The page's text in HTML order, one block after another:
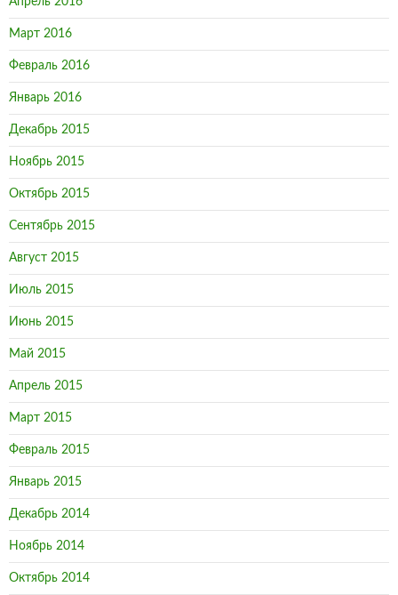
Март 2016
Февраль 2016
Январь 2016
Декабрь 2015
Ноябрь 2015
Октябрь 2015
Сентябрь 2015
Август 2015
Июль 2015
Июнь 2015
Май 2015
Апрель 2015
Март 2015
Февраль 2015
Январь 2015
Декабрь 2014
Ноябрь 2014
Октябрь 2014